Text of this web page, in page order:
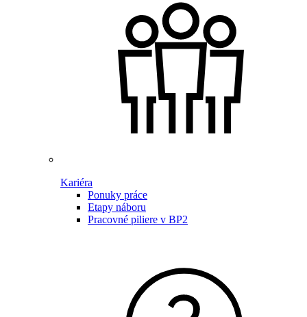
Kariéra
Ponuky práce
Etapy náboru
Pracovné piliere v BP2